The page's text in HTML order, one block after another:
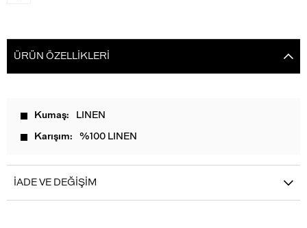
ÜRÜN ÖZELLIKLERI
Kumaş LINEN
Karışım %100 LINEN
İADE VE DEĞIŞIM